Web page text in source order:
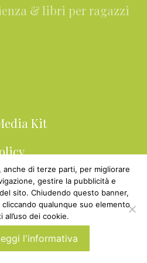
& libri per ragazzi
Kit
di terze parti, per migliorare
gestire la pubblicità e
sito. Chiudendo questo banner,
qualunque suo elemento
all’uso dei cookie.
l'informativa